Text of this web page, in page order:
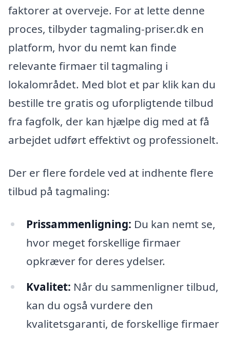
faktorer at overveje. For at lette denne
proces, tilbyder tagmaling-priser.dk en
platform, hvor du nemt kan finde
relevante firmaer til tagmaling i
lokalområdet. Med blot et par klik kan du
bestille tre gratis og uforpligtende tilbud
fra fagfolk, der kan hjælpe dig med at få
arbejdet udført effektivt og professionelt.
Der er flere fordele ved at indhente flere
tilbud på tagmaling:
Prissammenligning: Du kan nemt se,
hvor meget forskellige firmaer
opkræver for deres ydelser.
Kvalitet: Når du sammenligner tilbud,
kan du også vurdere den
kvalitetsgaranti, de forskellige firmaer